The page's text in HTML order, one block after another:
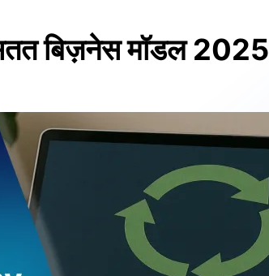
बिज़नेस मॉडल 2025